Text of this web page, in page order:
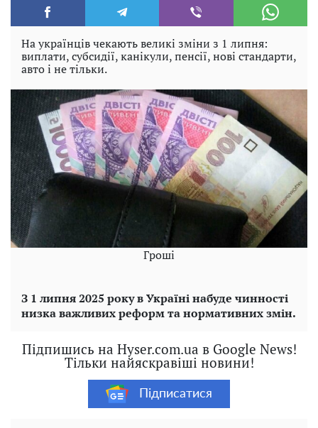
На українців чекають великі зміни з 1 липня:
виплати, субсидії, канікули, пенсії, нові стандарти,
авто і не тільки.
Гроші
З 1 липня 2025 року в Україні набуде чинності
низка важливих реформ та нормативних змін.
Підпишись на Hyser.com.ua в Google News!
Тільки найяскравіші новини!
Підписатися